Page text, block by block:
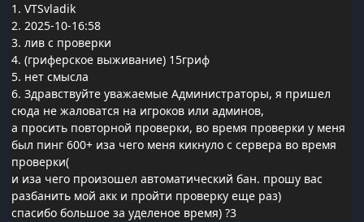
1. VTSvladik
2. 2025-10-16:58
3. лив с проверки
4. (гриферское выживание) 15гриф
5. нет смысла
6. Здравствуйте уважаемые Администраторы, я пришел
сюда не жаловатся на игроков или админов,
а просить повторной проверки, во время проверки у меня
был пинг 600+ иза чего меня кикнуло с сервера во время
проверки(
и иза чего произошел автоматический бан. прошу вас
разбанить мой акк и пройти проверку еще раз)
спасибо большое за уделеное время) ?3